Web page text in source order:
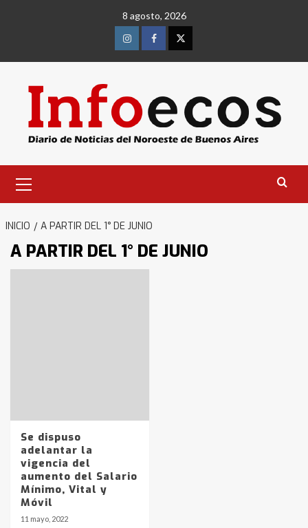
8 agosto, 2026
InstagramFacebookTwitter
primario
INICIO A PARTIR DEL 1° DE JUNIO
A PARTIR DEL 1° DE JUNIO
Se dispuso
adelantar la
vigencia del
aumento del Salario
Mínimo, Vital y
Móvil
11 mayo, 2022
4
joven de Trenque Lauquen